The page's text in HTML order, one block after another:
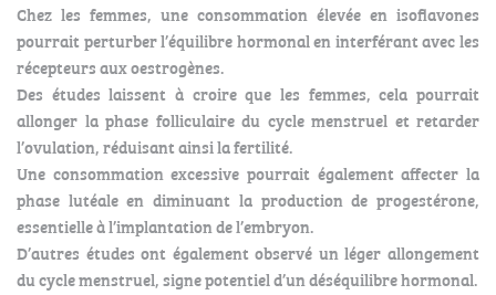
Chez les femmes, une consommation élevée en isoflavones
pourrait perturber l’équilibre hormonal en interférant avec les
récepteurs aux oestrogènes.
Des études laissent à croire que les femmes, cela pourrait
allonger la phase folliculaire du cycle menstruel et retarder
l’ovulation, réduisant ainsi la fertilité.
Une consommation excessive pourrait également affecter la
phase lutéale en diminuant la production de progestérone,
essentielle à l’implantation de l’embryon.
D’autres études ont également observé un léger allongement
du cycle menstruel, signe potentiel d’un déséquilibre hormonal.